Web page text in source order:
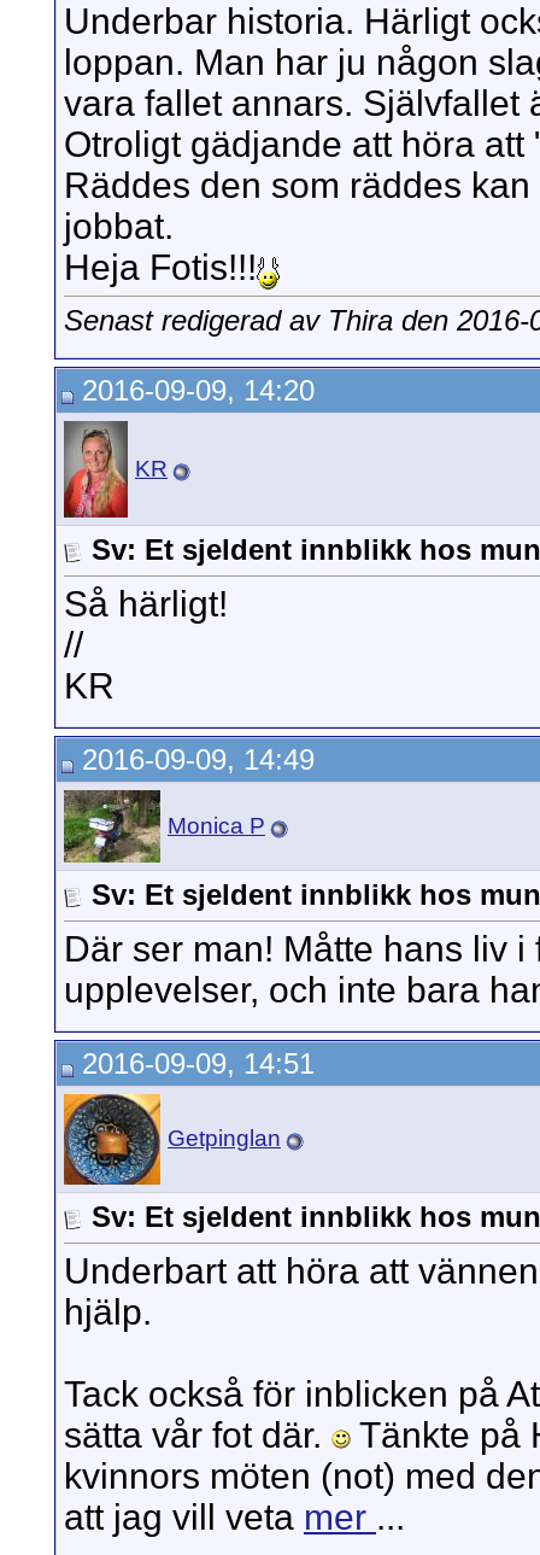
Underbar historia. Härligt
loppan. Man har ju någon
vara fallet annars. Självfallet
Otroligt gädjande att höra
Räddes den som räddes
jobbat.
Heja Fotis!!!
Senast redigerad av Thira den
2016-09-09, 14:20
KR
Sv: Et sjeldent innblikk hos
Så härligt!
//
KR
2016-09-09, 14:49
Monica P
Sv: Et sjeldent innblikk hos
Där ser man! Måtte hans liv
upplevelser, och inte bara
2016-09-09, 14:51
Getpinglan
Sv: Et sjeldent innblikk hos
Underbart att höra att
hjälp.
Tack också för inblicken på
sätta vår fot där.
Tänkte på
kvinnors möten (not) med
att jag vill veta mer ...